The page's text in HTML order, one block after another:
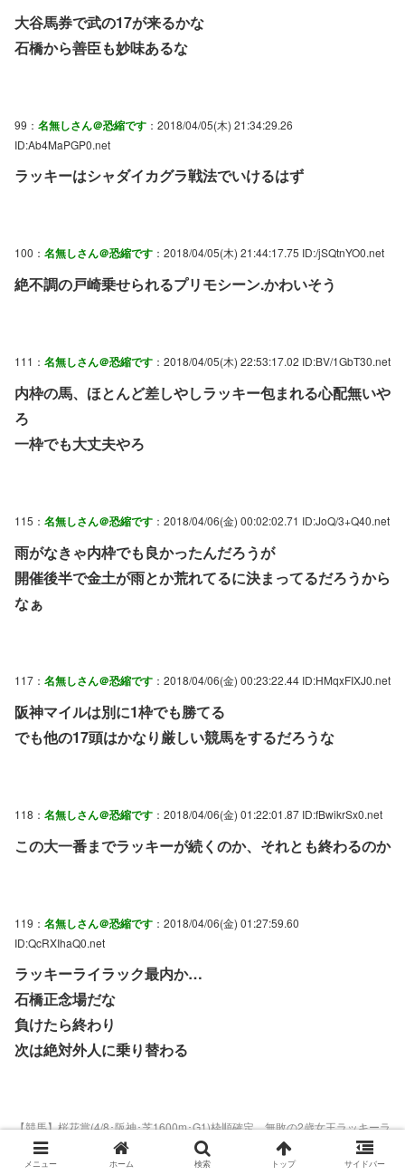
大谷馬券で武の17が来るかな
石橋から善臣も妙味あるな
99： 名無しさん＠恐縮です ：2018/04/05(木) 21:34:29.26
ID:Ab4MaPGP0.net
ラッキーはシャダイカグラ戦法でいけるはず
100： 名無しさん＠恐縮です ：2018/04/05(木) 21:44:17.75 ID:/jSQtnYO0.net
絶不調の戸崎乗せられるプリモシーン.かわいそう
111： 名無しさん＠恐縮です ：2018/04/05(木) 22:53:17.02 ID:BV/1GbT30.net
内枠の馬、ほとんど差しやしラッキー包まれる心配無いや
ろ
一枠でも大丈夫やろ
115： 名無しさん＠恐縮です ：2018/04/06(金) 00:02:02.71 ID:JoQ/3+Q40.net
雨がなきゃ内枠でも良かったんだろうが
開催後半で金土が雨とか荒れてるに決まってるだろうから
なぁ
117： 名無しさん＠恐縮です ：2018/04/06(金) 00:23:22.44 ID:HMqxFIXJ0.net
阪神マイルは別に1枠でも勝てる
でも他の17頭はかなり厳しい競馬をするだろうな
118： 名無しさん＠恐縮です ：2018/04/06(金) 01:22:01.87 ID:fBwikrSx0.net
この大一番までラッキーが続くのか、それとも終わるのか
119： 名無しさん＠恐縮です ：2018/04/06(金) 01:27:59.60
ID:QcRXIhaQ0.net
ラッキーライラック最内か…
石橋正念場だな
負けたら終わり
次は絶対外人に乗り替わる
【競馬】桜花賞(4/8･阪神･芝1600m･G1)枠順確定 無敗の2歳女王ラッキーラ
イラック1枠1番、シンザン記念快勝アーモンドアイ7枠13番
引用元：
https://hayabusa9.2ch.sc/test/read.cgi/mnewsplus/1522906541
メニュー ホーム 検索 トップ サイドバー